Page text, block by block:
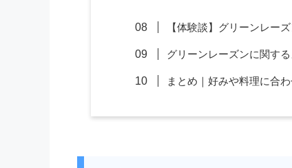
【体験談】グリーンレー
グリーンレーズンに関する
まとめ｜好みや料理に合